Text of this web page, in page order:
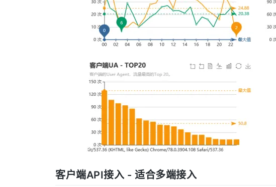
客户端API接入 - 适合多端接入